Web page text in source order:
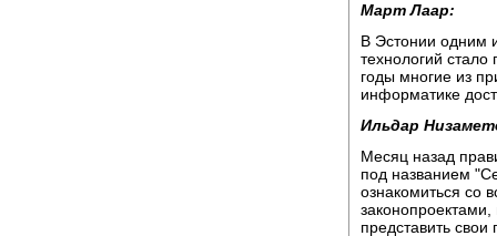
Март Лаар:
В Эстонии одним
технологий
годы многие из
информатике
Ильдар
Месяц назад
под названием
ознакомиться со
представить